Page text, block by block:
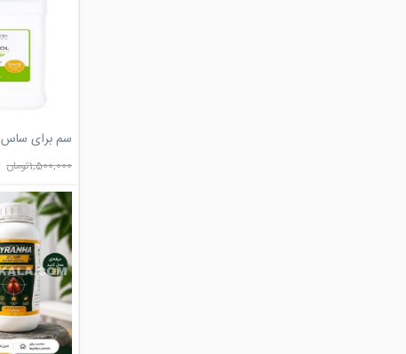
سم برای ساس
1,500,000تومان